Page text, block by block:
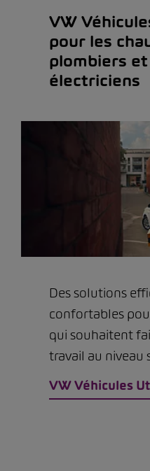
VW
pour les
plombiers
électriciens
Des solutions
confortables
qui souhaitent
travail au niveau
VW Véhicules